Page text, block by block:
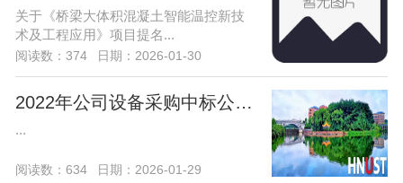
关于《桥梁大体积混凝土智能温控新技
术及工程应用》项目提名...
阅读数：374 日期：2026-01-30
2022年公司设备采购中标公告（项目编号：
...
阅读数：634 日期：2026-01-29